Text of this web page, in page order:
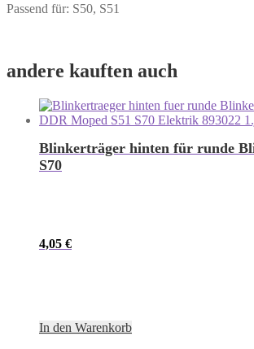
Passend für: S50, S51
andere kauften auch
Blinkerträger hinten für runde
S70
4,05 €
In den Warenkorb